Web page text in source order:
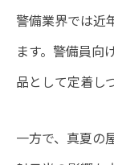
警備業界では近
ます。警備員向
品として定着し
一方で、真夏の